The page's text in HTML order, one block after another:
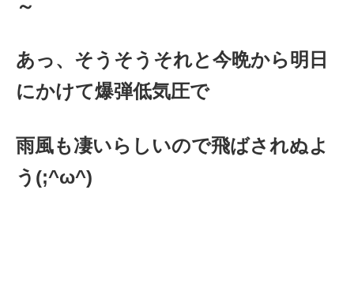
～
あっ、そうそうそれと今晩から明日
にかけて爆弾低気圧で
雨風も凄いらしいので飛ばされぬよ
う(;^ω^)